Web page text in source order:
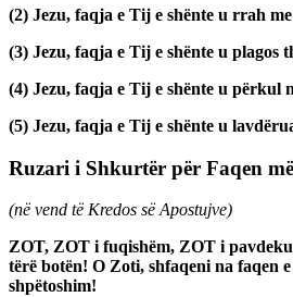
(2) Jezu, faqja e Tij e shënte u rrah
(3) Jezu, faqja e Tij e shënte u plagos
(4) Jezu, faqja e Tij e shënte u përkul
(5) Jezu, faqja e Tij e shënte u
Ruzari i Shkurtër për Faqen
(në vend të Kredos së Apostujve)
ZOT, ZOT i fuqishëm, ZOT i
tërë botën! O Zoti, shfaqeni na faqen
shpëtoshim!